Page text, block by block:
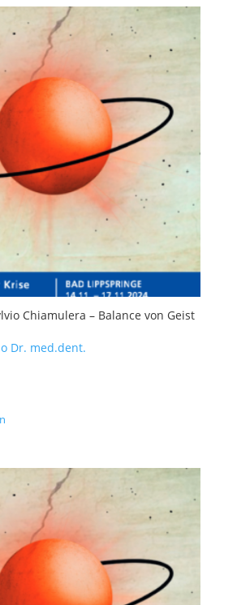
Chiamulera – Balance von Geist
Dr. med.dent.